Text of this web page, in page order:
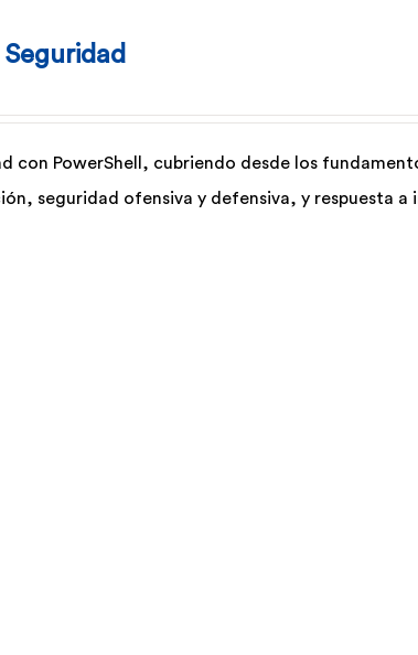
con PowerShell, cubriendo desde los
seguridad ofensiva y defensiva, y respuesta a